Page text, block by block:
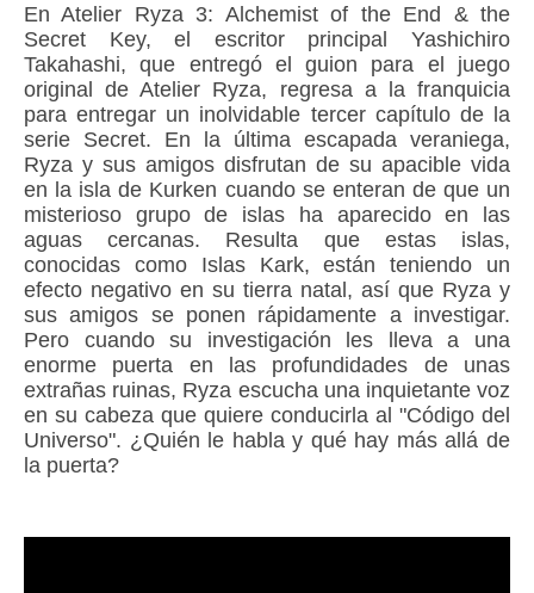
En Atelier Ryza 3: Alchemist of the End & the
Secret Key, el escritor principal Yashichiro
Takahashi, que entregó el guion para el juego
original de Atelier Ryza, regresa a la franquicia
para entregar un inolvidable tercer capítulo de la
serie Secret. En la última escapada veraniega,
Ryza y sus amigos disfrutan de su apacible vida
en la isla de Kurken cuando se enteran de que un
misterioso grupo de islas ha aparecido en las
aguas cercanas. Resulta que estas islas,
conocidas como Islas Kark, están teniendo un
efecto negativo en su tierra natal, así que Ryza y
sus amigos se ponen rápidamente a investigar.
Pero cuando su investigación les lleva a una
enorme puerta en las profundidades de unas
extrañas ruinas, Ryza escucha una inquietante voz
en su cabeza que quiere conducirla al "Código del
Universo". ¿Quién le habla y qué hay más allá de
la puerta?